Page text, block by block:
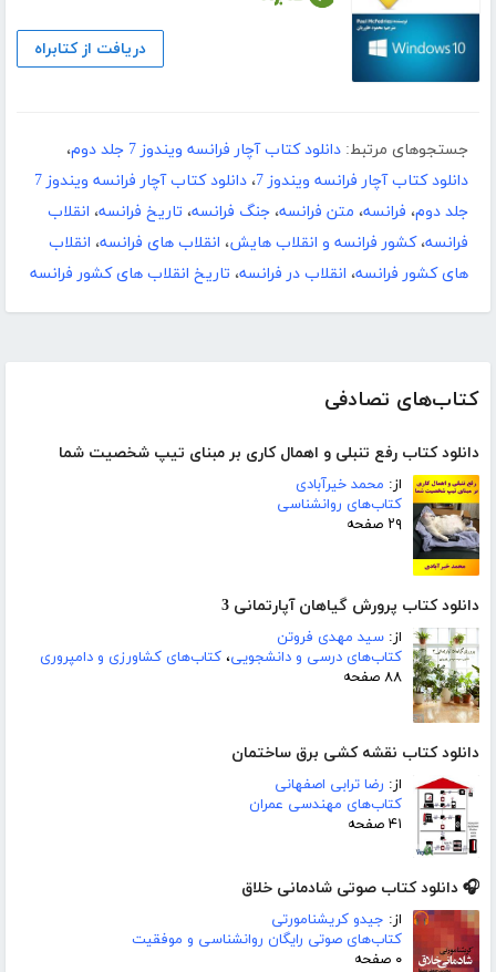
کتاب‌های تصادفی
دانلود کتاب رفع تنبلی و اهمال کاری بر مبنای تیپ شخصیت شما
از: محمد خیرآبادی
کتاب‌های روانشناسی
۲۹ صفحه
دانلود کتاب پرورش گیاهان آپارتمانی 3
از: سید مهدی فروتن
کتاب‌های درسی و دانشجویی، کتاب‌های کشاورزی و دامپروری
۸۸ صفحه
دانلود کتاب نقشه کشی برق ساختمان
از: رضا ترابی اصفهانی
کتاب‌های مهندسی عمران
۴۱ صفحه
🎧 دانلود کتاب صوتی شادمانی خلاق
از: جیدو کریشنامورتی
کتاب‌های صوتی رایگان روانشناسی و موفقیت
۰ صفحه
دریافت از کتابراه
جستجوهای مرتبط: دانلود کتاب آچار فرانسه ویندوز 7 جلد دوم
،
دانلود کتاب آچار فرانسه ویندوز 7
،
دانلود کتاب آچار فرانسه ویندوز 7
جلد دوم، فرانسه، متن فرانسه، جنگ فرانسه، تاریخ فرانسه، انقلاب
فرانسه،کشور فرانسه و انقلاب هایش، انقلاب های فرانسه، انقلاب
های کشور فرانسه، انقلاب در فرانسه، تاریخ انقلاب های کشور فرانسه